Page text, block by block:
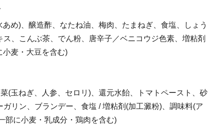
め)、醸造酢、なたね油、梅肉、たまねぎ、食塩、しょう
、こんぶ茶、でん粉、唐辛子／ベニコウジ色素、増粘剤
小麦・大豆を含む)
(玉ねぎ、人参、セロリ)、還元水飴、トマトペースト、砂
リン、ブランデー、食塩 / 増粘剤(加工澱粉)、調味料(ア
部に小麦・乳成分・鶏肉を含む)